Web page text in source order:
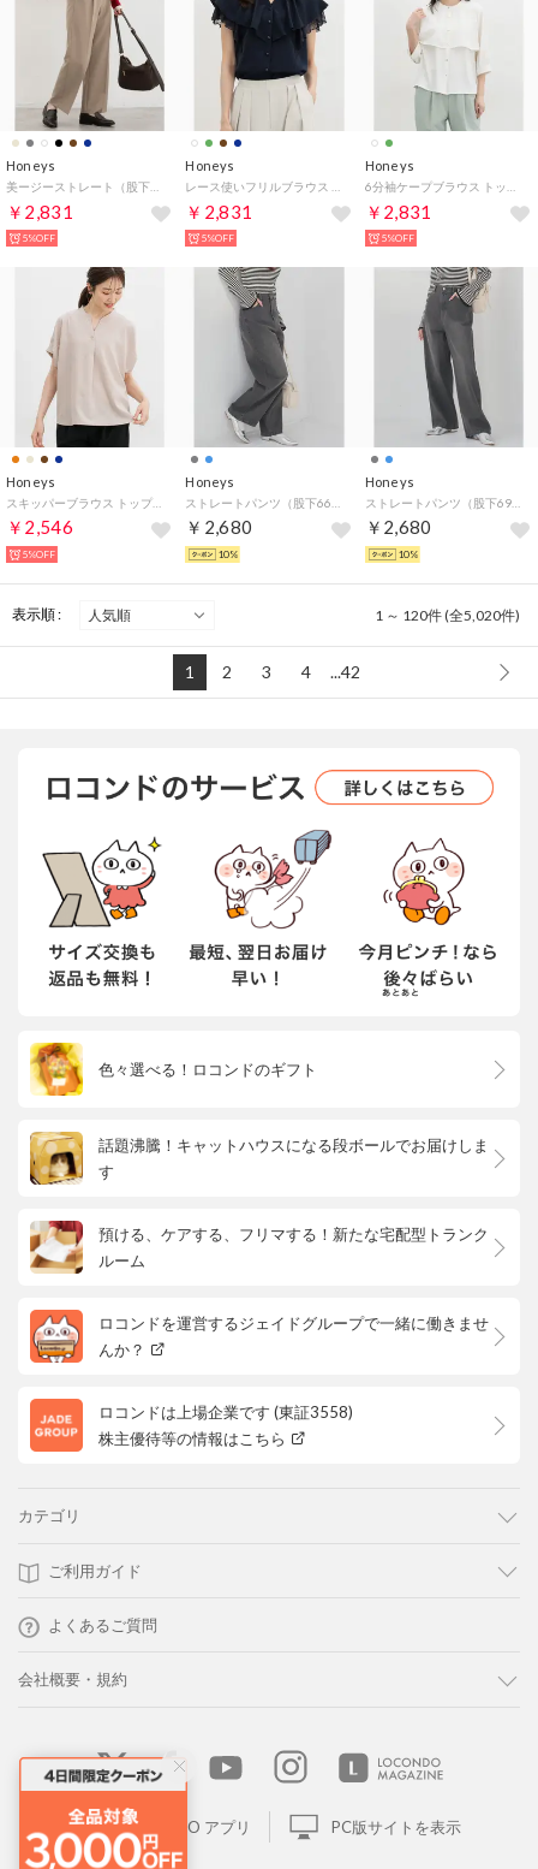
Honeys
￥2,831
5%OFF
Honeys
￥2,831
5%OFF
Honeys
￥2,831
5%OFF
Honeys
￥2,546
5%OFF
Honeys
￥2,680
10%
Honeys
ストレートパンツ（股下69cm） ボトムス パンツ デニム コットン 綿 大きいサイズ デニムパンツ ロングパンツ 股下69cm レディース （グレー）
￥2,680
10%
表示順 : 1 ～ 120件 (全5,020件)
1 2 3 4 ...42
色々選べる！ロコンドのギフト
話題沸騰！キャットハウスになる段ボールでお届けしま
す
預ける、ケアする、フリマする！新たな宅配型トランク
ルーム
ロコンドを運営するジェイドグループで一緒に働きませ
んか？
ロコンドは上場企業です (東証3558)
株主優待等の情報はこちら
カテゴリ
ご利用ガイド
よくあるご質問
会社概要・規約
LOCONDO アプリ PC版サイトを表示